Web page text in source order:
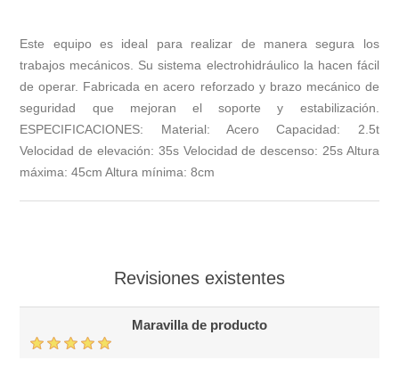
Este equipo es ideal para realizar de manera segura los
trabajos mecánicos. Su sistema electrohidráulico la hacen fácil
de operar. Fabricada en acero reforzado y brazo mecánico de
seguridad que mejoran el soporte y estabilización.
ESPECIFICACIONES: Material: Acero Capacidad: 2.5t
Velocidad de elevación: 35s Velocidad de descenso: 25s Altura
máxima: 45cm Altura mínima: 8cm
Revisiones existentes
Maravilla de producto